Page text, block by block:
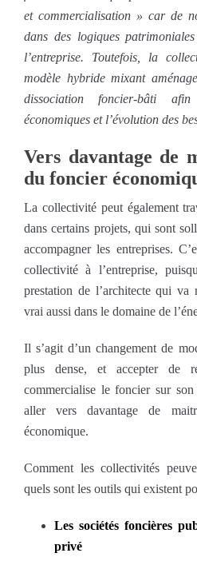
et commercialisation » car de
dans des logiques
l’entreprise. Toutefois, la
modèle hybride mixant
dissociation foncier-bâti
économiques et l’évolution des
Vers davantage de
du foncier
La collectivité peut également
dans certains projets, qui sont
accompagner les entreprises.
collectivité à l’entreprise,
prestation de l’architecte qui va
vrai aussi dans le domaine de
Il s’agit d’un changement de
plus dense, et accepter de
commercialise le foncier sur
aller vers davantage de
économique.
Comment les collectivités
quels sont les outils qui existent
Les sociétés foncières
privé